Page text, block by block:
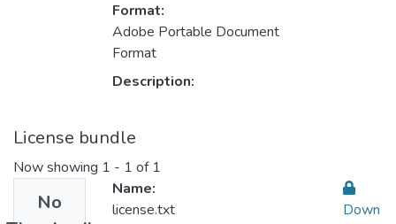
Format:
Adobe Portable Document
Format
Description:
License bundle
Now showing 1 - 1 of 1
No
Name:
license.txt
Down